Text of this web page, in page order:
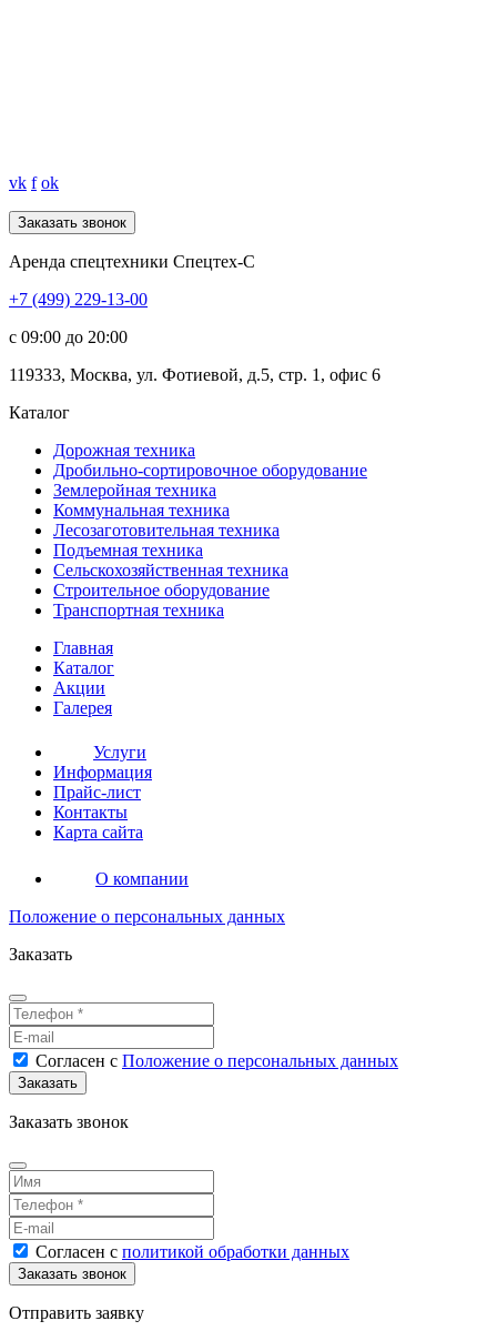
vk f ok
Аренда спецтехники Спецтех-С
+7 (499) 229-13-00
c 09:00 до 20:00
119333, Москва, ул. Фотиевой, д.5, стр. 1, офис 6
Каталог
Дорожная техника
Дробильно-сортировочное оборудование
Землеройная техника
Коммунальная техника
Лесозаготовительная техника
Подъемная техника
Сельскохозяйственная техника
Строительное оборудование
Транспортная техника
Главная
Каталог
Акции
Галерея
Услуги
Информация
Прайс-лист
Контакты
Карта сайта
О компании
Положение о персональных данных
Заказать
Согласен с Положение о персональных данных
Заказать звонок
Согласен с политикой обработки данных
Отправить заявку